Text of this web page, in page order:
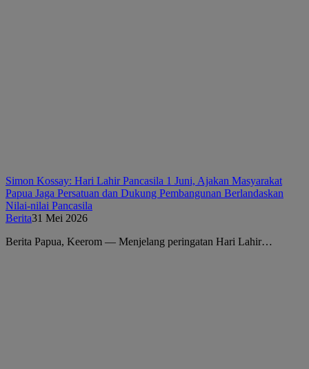
Simon Kossay: Hari Lahir Pancasila 1 Juni, Ajakan Masyarakat
Papua Jaga Persatuan dan Dukung Pembangunan Berlandaskan
Nilai-nilai Pancasila
Berita31 Mei 2026
Berita Papua, Keerom — Menjelang peringatan Hari Lahir…